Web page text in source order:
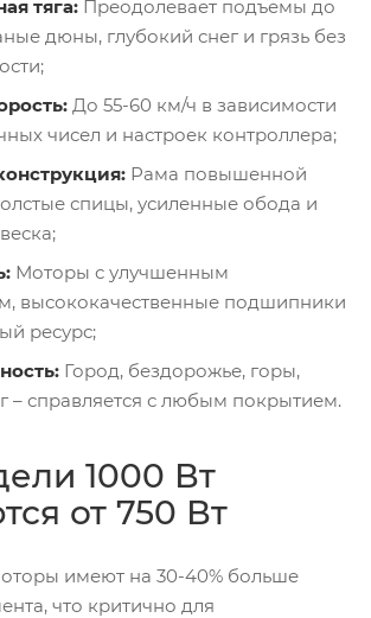
тяга: Преодолевает подъемы до
дюны, глубокий снег и грязь без
До 55-60 км/ч в зависимости
чисел и настроек контроллера;
Рама повышенной
спицы, усиленные обода и
Моторы с улучшенным
высококачественные подшипники
ресурс;
Город, бездорожье, горы,
– справляется с любым покрытием.
1000 Вт
от 750 Вт
имеют на 30-40% больше
что критично для